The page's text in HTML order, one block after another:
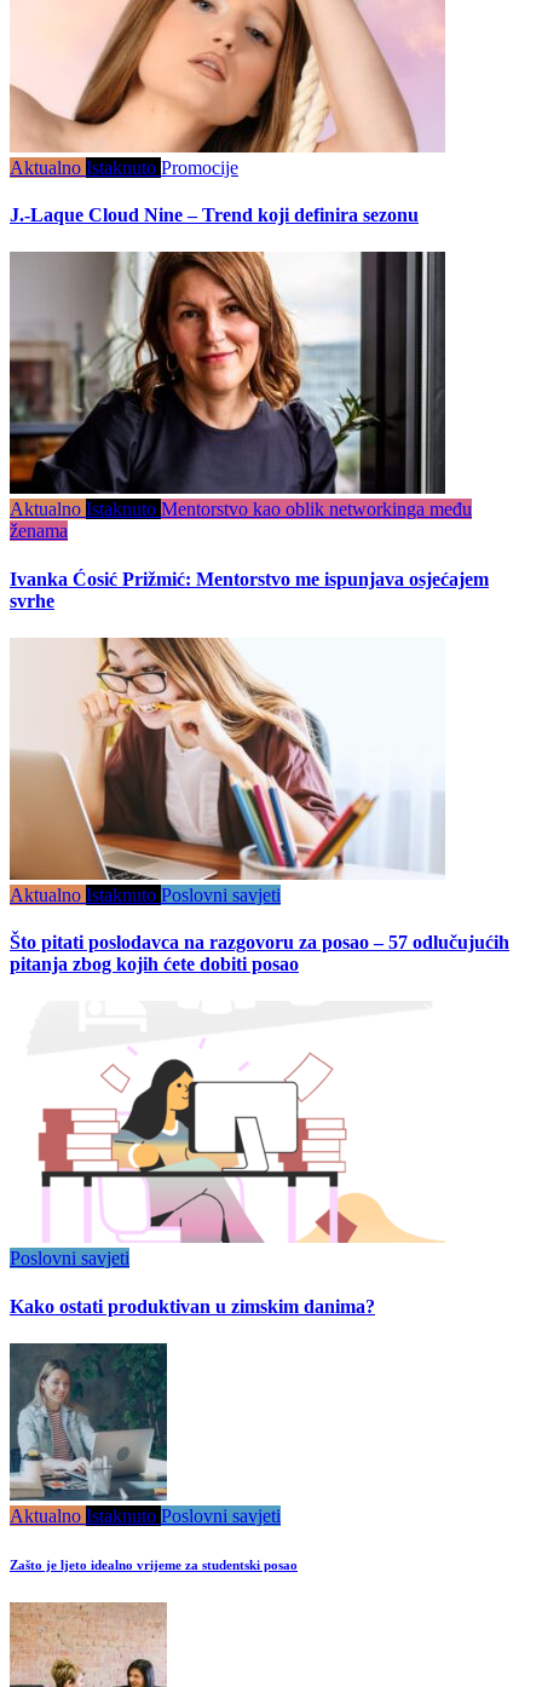
Aktualno Istaknuto Promocije
J.-Laque Cloud Nine – Trend koji definira sezonu
Aktualno Istaknuto Mentorstvo kao oblik networkinga među
ženama
Ivanka Ćosić Prižmić: Mentorstvo me ispunjava osjećajem
svrhe
Aktualno Istaknuto Poslovni savjeti
Što pitati poslodavca na razgovoru za posao – 57 odlučujućih
pitanja zbog kojih ćete dobiti posao
Poslovni savjeti
Kako ostati produktivan u zimskim danima?
Aktualno Istaknuto Poslovni savjeti
Zašto je ljeto idealno vrijeme za studentski posao